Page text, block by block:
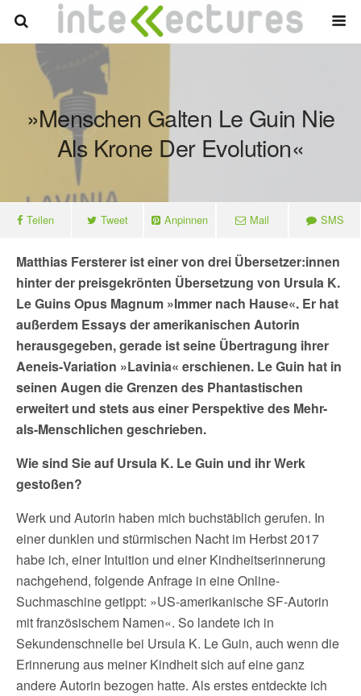
»Menschen Galten Le Guin Nie
Als Krone Der Evolution«
Teilen Tweet Anpinnen Mail SMS
Matthias Fersterer ist einer von drei Übersetzer:innen
hinter der preisgekrönten Übersetzung von Ursula K.
Le Guins Opus Magnum »Immer nach Hause«. Er hat
außerdem Essays der amerikanischen Autorin
herausgegeben, gerade ist seine Übertragung ihrer
Aeneis-Variation »Lavinia« erschienen. Le Guin hat in
seinen Augen die Grenzen des Phantastischen
erweitert und stets aus einer Perspektive des Mehr-
als-Menschlichen geschrieben.
Wie sind Sie auf Ursula K. Le Guin und ihr Werk
gestoßen?
Werk und Autorin haben mich buchstäblich gerufen. In
einer dunklen und stürmischen Nacht im Herbst 2017
habe ich, einer Intuition und einer Kindheitserinnerung
nachgehend, folgende Anfrage in eine Online-
Suchmaschine getippt: »US-amerikanische SF-Autorin
mit französischem Namen«. So landete ich in
Sekundenschnelle bei Ursula K. Le Guin, auch wenn die
Erinnerung aus meiner Kindheit sich auf eine ganz
andere Autorin bezogen hatte. Als erstes entdeckte ich